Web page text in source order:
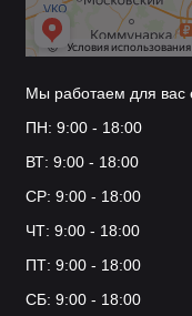
Мы работаем для вас
ПН: 9:00 - 18:00
ВТ: 9:00 - 18:00
СР: 9:00 - 18:00
ЧТ: 9:00 - 18:00
ПТ: 9:00 - 18:00
СБ: 9:00 - 18:00